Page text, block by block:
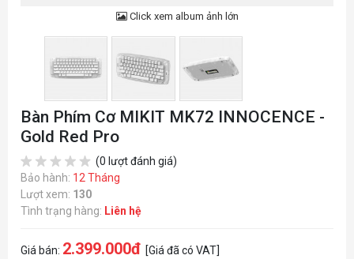
Click xem album ảnh lớn
Bàn Phím Cơ MIKIT MK72 INNOCENCE -
Gold Red Pro
(0 lượt đánh giá)
Bảo hành: 12 Tháng
Lượt xem: 130
Tình trạng hàng: Liên hệ
Giá bán: 2.399.000đ [Giá đã có VAT]